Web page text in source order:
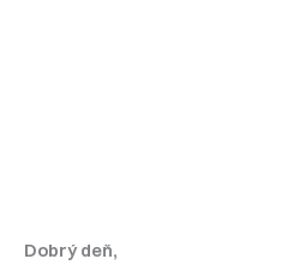
Dobrý deň,